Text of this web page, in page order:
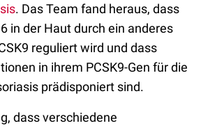
. Das Team fand heraus, dass
in der Haut durch ein anderes
reguliert wird und dass
in ihrem PCSK9-Gen für die
prädisponiert sind.
dass verschiedene